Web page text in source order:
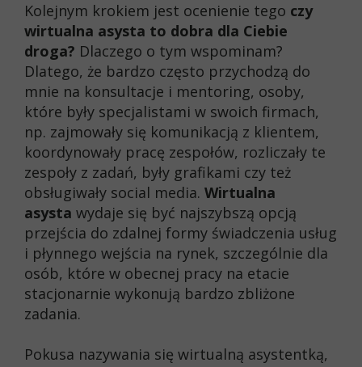
Kolejnym krokiem jest ocenienie tego czy
wirtualna asysta to dobra dla Ciebie
droga? Dlaczego o tym wspominam?
Dlatego, że bardzo często przychodzą do
mnie na konsultacje i mentoring, osoby,
które były specjalistami w swoich firmach,
np. zajmowały się komunikacją z klientem,
koordynowały pracę zespołów, rozliczały te
zespoły z zadań, były grafikami czy też
obsługiwały social media. Wirtualna
asysta wydaje się być najszybszą opcją
przejścia do zdalnej formy świadczenia usług
i płynnego wejścia na rynek, szczególnie dla
osób, które w obecnej pracy na etacie
stacjonarnie wykonują bardzo zbliżone
zadania.
Pokusa nazywania się wirtualną asystentką,